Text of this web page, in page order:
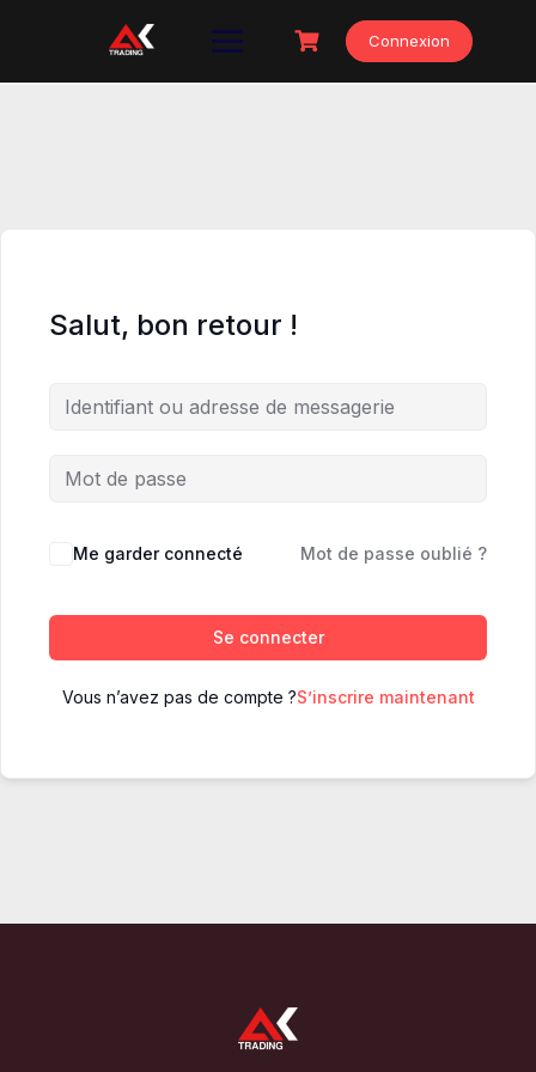
Connexion
Salut, bon retour !
Me garder connecté Mot de passe oublié ?
Se connecter
Vous n’avez pas de compte ?S’inscrire maintenant